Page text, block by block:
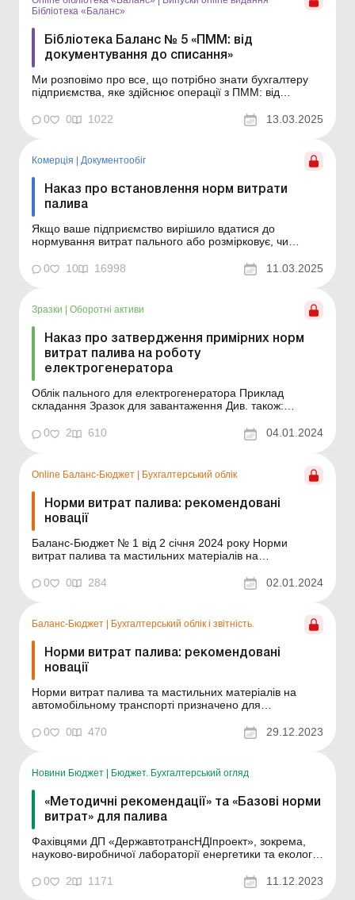
Бібліотека «Баланс»
Бібліотека Баланс № 5 «ПММ: від
документування до списання»
Ми розповімо про все, що потрібно знати бухгалтеру
підприємства, яке здійснює операції з ПММ: від
умов із постачальниками, обліку на підприємстві
(зокрема, окремого обліку для генераторів),
основні...
0 0 1022 13.03.2025
Комерція Документообiг
Наказ про встановлення норм витрати
палива
Якщо ваше підприємство вирішило вдатися до
нормування витрат пального або розмірковує, чи
це завдання, навівши в статті: зразок наказу про
під...
0 10 16998 11.03.2025
Зразки Оборотні активи
Наказ про затвердження примірних норм
витрат палива на роботу
електрогенератора
Облік пального для електрогенератора Приклад
складання Зразок для завантаження Див. також:
пального, використаного електрогенератором ...
0 2 610 04.01.2024
Online Баланс-Бюджет | Бухгалтерський облік
Норми витрат палива: рекомендовані
новації
Баланс-Бюджет № 1 від 2 січня 2024 року Норми
витрат палива та мастильних матеріалів на
планування потреби установ у ПММ і контролю за їх
витрачанням, ведення звітності, запровадження
нафтопродуктів. Нещодавно у ...
0 0 284 02.01.2024
Баланс-Бюджет | Бухгалтерський облік і звітність.
Норми витрат палива: рекомендовані
новації
Норми витрат палива та мастильних матеріалів на
автомобільному транспорті призначено для
витрачанням, ведення звітності, запровадження
режиму економії та раціонального використання
певні зміни...
0 0 470 29.12.2023
Новини Бюджет Бюджет. Бухгалтерський огляд
«Методичні рекомендації» та «Базові норми
витрат» для палива
Фахівцями ДП «ДержавтотрансНДІпроект», зокрема,
науково-виробничої лабораторії енергетики та екології
виконання міжнародних угод у сфері транспорту,
розроблено «Методичні рекомендації з нормування
0 2 1171 11.12.2023